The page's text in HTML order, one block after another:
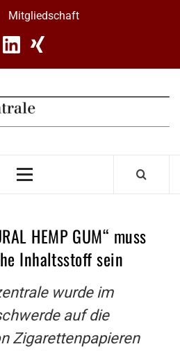
Mitgliedschaft
Primary
HEMP GUM“ muss
Inhaltsstoff sein
wurde im
auf die
Zigarettenpapieren